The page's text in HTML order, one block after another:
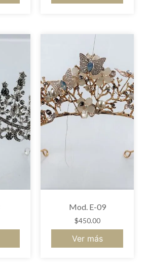
Mod. E-09
$450.00
Ver más